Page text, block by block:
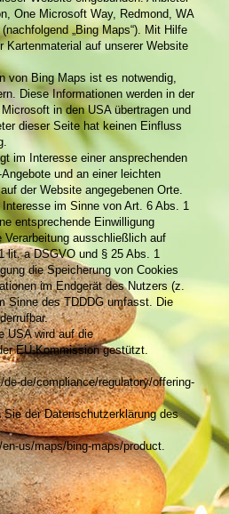
One Microsoft Way, Redmond, WA
„Bing Maps“). Mit Hilfe
Kartenmaterial auf unserer Website
von Bing Maps ist es notwendig,
Diese Informationen werden in der
in den USA übertragen und
dieser Seite hat keinen Einfluss
im Interesse einer ansprechenden
und an einer leichten
der Website angegebenen Orte.
im Sinne von Art. 6 Abs. 1
entsprechende Einwilligung
Verarbeitung ausschließlich auf
lit. a DSGVO und § 25 Abs. 1
die Speicherung von Cookies
im Endgerät des Nutzers (z.
Sinne des TDDDG umfasst. Die
USA wird auf die
EU-Kommission gestützt.
de/compliance/regulatory/offering-
der Datenschutzerklärung des
us/maps/bing-maps/product.